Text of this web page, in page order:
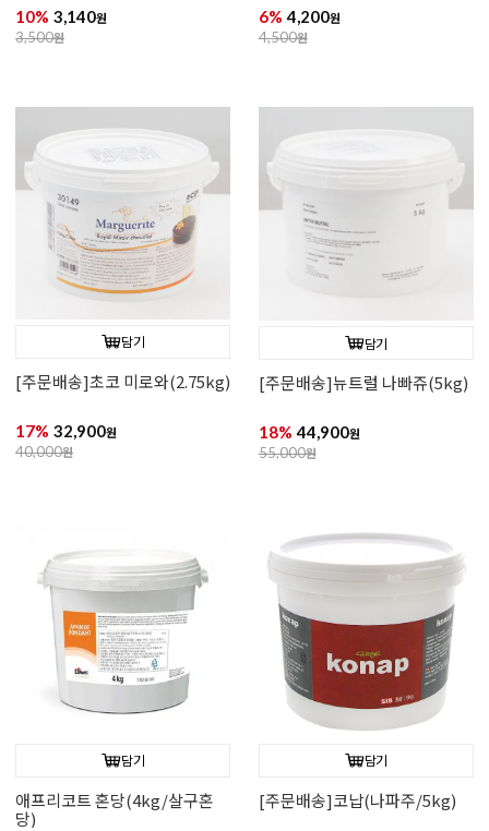
10% 3,140원
3,500원
6% 4,200원
4,500원
담기
[주문배송]초코 미로와(2.75kg)
17% 32,900원
40,000원
담기
[주문배송]뉴트럴 나빠쥬(5kg)
18% 44,900원
55,000원
담기
애프리코트 혼당(4kg/살구혼
당)
담기
[주문배송]코납(나파주/5kg)